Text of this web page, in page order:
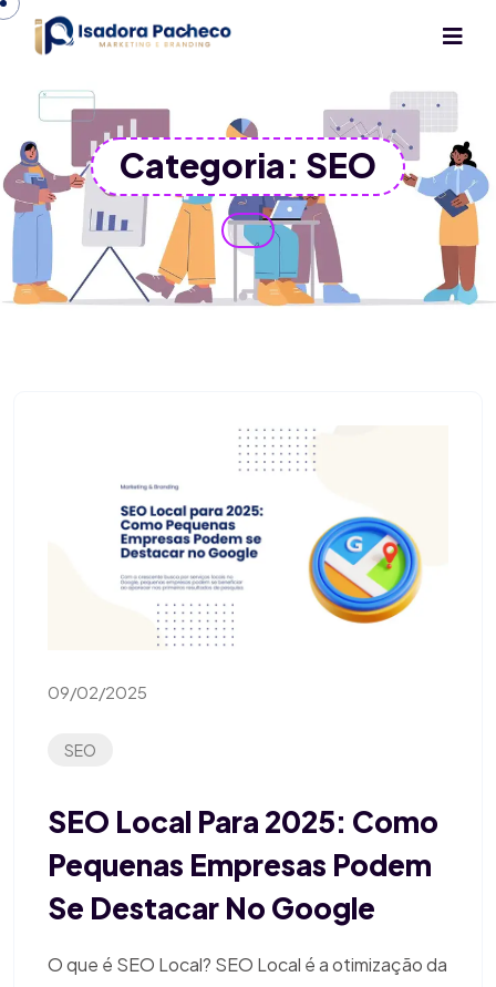
Categoria: SEO
09/02/2025
SEO
SEO Local Para 2025: Como
Pequenas Empresas Podem
Se Destacar No Google
O que é SEO Local? SEO Local é a otimização da